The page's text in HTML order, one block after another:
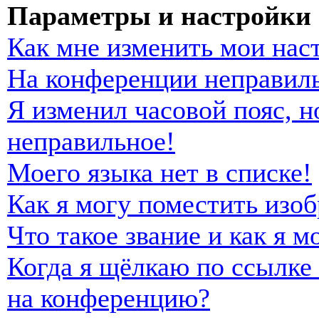
Параметры и настройки
Как мне изменить мои
На конференции
Я изменил часовой пояс,
неправильное!
Моего языка нет в списке!
Как я могу поместить
Что такое звание и как я
Когда я щёлкаю по
на конференцию?